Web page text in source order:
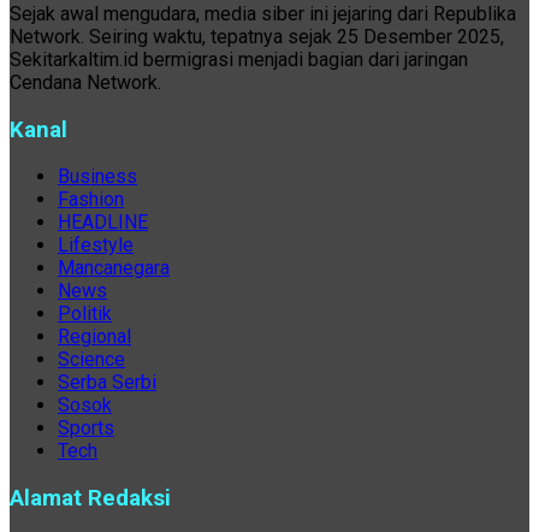
Sejak awal mengudara, media siber ini jejaring dari Republika
Network. Seiring waktu, tepatnya sejak 25 Desember 2025,
Sekitarkaltim.id bermigrasi menjadi bagian dari jaringan
Cendana Network.
Kanal
Business
Fashion
HEADLINE
Lifestyle
Mancanegara
News
Politik
Regional
Science
Serba Serbi
Sosok
Sports
Tech
Alamat Redaksi